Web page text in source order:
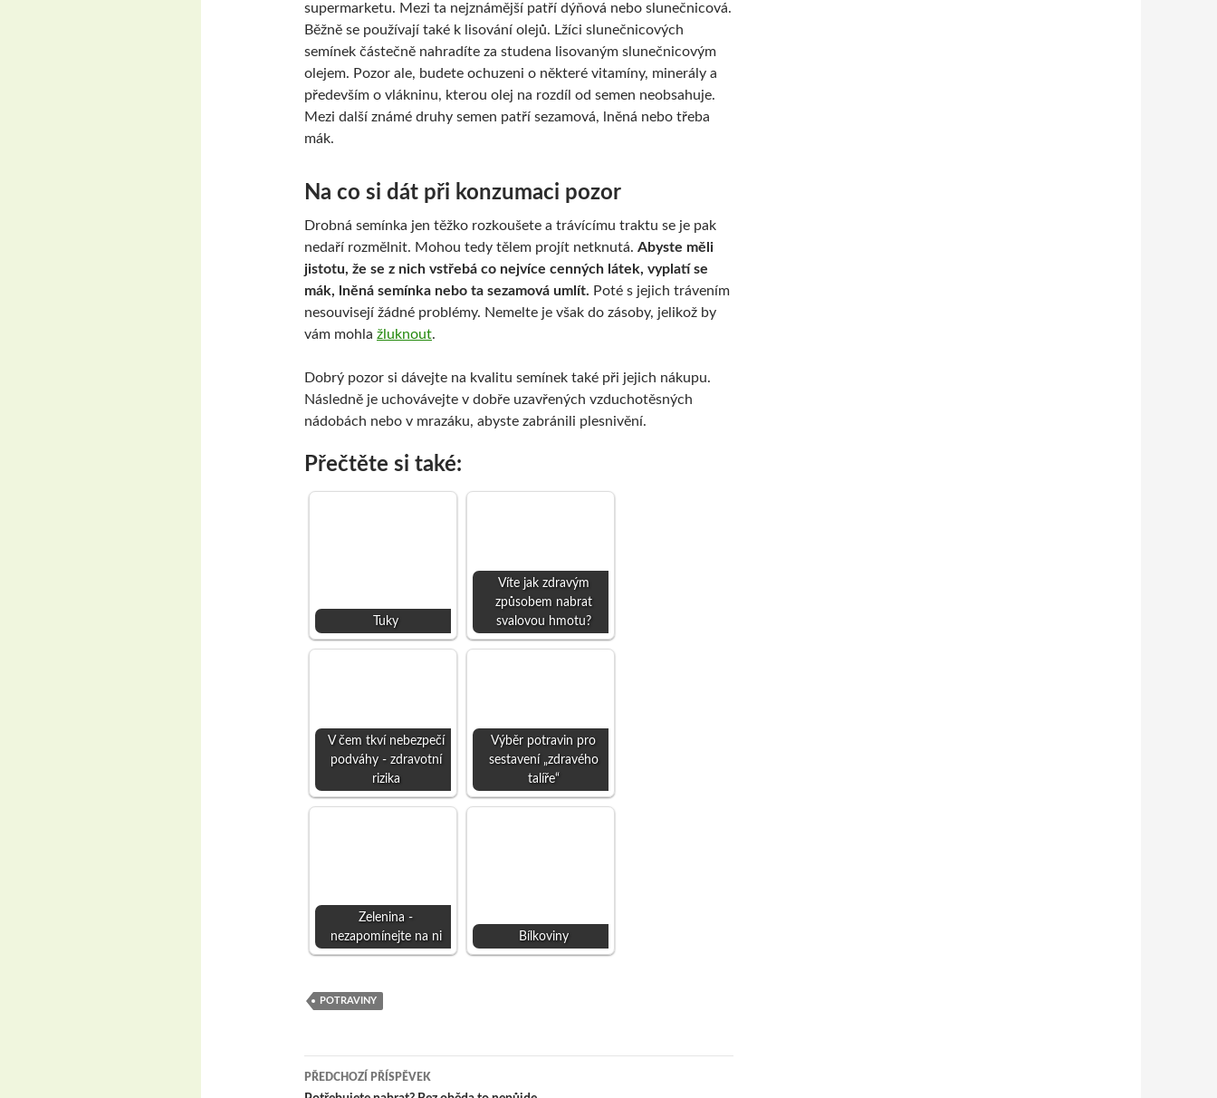
supermarketu. Mezi ta nejznámější patří dýňová nebo slunečnicová.
Běžně se používají také k lisování olejů. Lžíci slunečnicových
semínek částečně nahradíte za studena lisovaným slunečnicovým
olejem. Pozor ale, budete ochuzeni o některé vitamíny, minerály a
především o vlákninu, kterou olej na rozdíl od semen neobsahuje.
Mezi další známé druhy semen patří sezamová, lněná nebo třeba
mák.
Na co si dát při konzumaci pozor
Drobná semínka jen těžko rozkoušete a trávícímu traktu se je pak
nedaří rozmělnit. Mohou tedy tělem projít netknutá. Abyste měli
jistotu, že se z nich vstřebá co nejvíce cenných látek, vyplatí se
mák, lněná semínka nebo ta sezamová umlít. Poté s jejich trávením
nesouvisejí žádné problémy. Nemelte je však do zásoby, jelikož by
vám mohla žluknout.
Dobrý pozor si dávejte na kvalitu semínek také při jejich nákupu.
Následně je uchovávejte v dobře uzavřených vzduchotěsných
nádobách nebo v mrazáku, abyste zabránili plesnivění.
Přečtěte si také:
Tuky
Víte jak zdravým
způsobem nabrat
svalovou hmotu?
V čem tkví nebezpečí
podváhy - zdravotní
rizika
Výběr potravin pro
sestavení „zdravého
talíře“
Zelenina -
nezapomínejte na ni
Bílkoviny
POTRAVINY
Navigace
PŘEDCHOZÍ PŘÍSPĚVEK